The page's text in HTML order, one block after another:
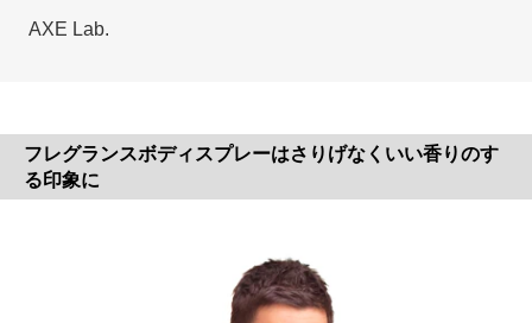
AXE Lab.
フレグランスボディスプレーはさりげなくいい香りのす
る印象に